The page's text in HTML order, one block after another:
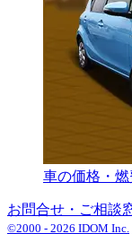
車の価格・
お問合せ・ご相談
©2000 - 2026 IDOM Inc.